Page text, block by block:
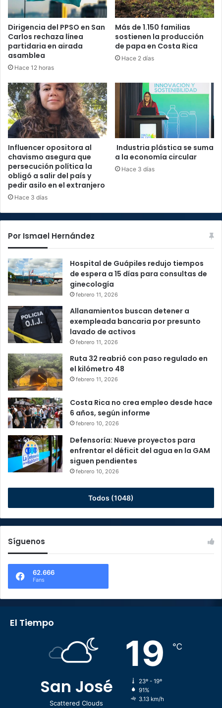
Dirigencia del PPSO en San
Carlos rechaza línea
partidaria en airada
asamblea
Hace 12 horas
Más de 1.150 familias
sostienen la producción
de papa en Costa Rica
Hace 2 días
Influencer opositora al
chavismo asegura que
persecución política la
obligó a salir del país y
pedir asilo en el extranjero
Hace 3 días
Industria plástica se suma
a la economía circular
Hace 3 días
Por Ismael Hernández
Hospital de Guápiles redujo tiempos
de espera a 15 días para consultas de
ginecología
febrero 11, 2026
Allanamientos buscan detener a
exempleada bancaria por presunto
lavado de activos
febrero 11, 2026
Ruta 32 reabrió con paso regulado en
el kilómetro 48
febrero 11, 2026
Costa Rica no crea empleo desde hace
6 años, según informe
febrero 10, 2026
Defensoría: Nueve proyectos para
enfrentar el déficit del agua en la GAM
siguen pendientes
febrero 10, 2026
Todos (1048)
Síguenos
62.666
Fans
El Tiempo
San José
Scattered Clouds
19 ℃
23º - 19º
91%
3.13 km/h